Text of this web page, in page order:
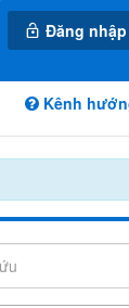
Đăng nhập
Kênh